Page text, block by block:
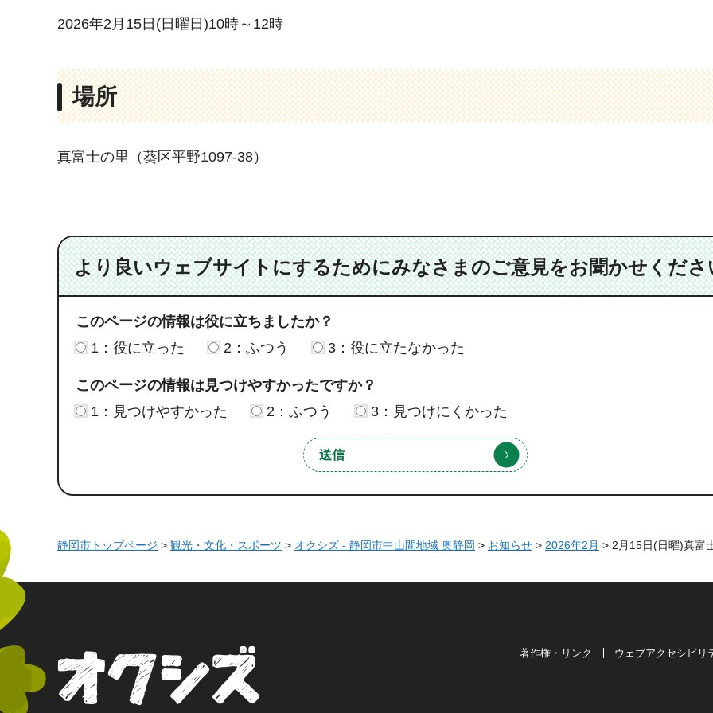
2026年2月15日(日曜日)10時～12時
場所
真富士の里（葵区平野1097-38）
より良いウェブサイトにするためにみなさまのご意見をお聞かせくださ
このページの情報は役に立ちましたか？
1：役に立った
2：ふつう 3：役に立たなかった
このページの情報は見つけやすかったですか？
1：見つけやすかった
2：ふつう 3：見つけにくかった
静岡市トップページ > 観光・文化・スポーツ > オクシズ - 静岡市中山間地域 奥静岡 > お知らせ > 2026年2月 > 2月15日(日曜)真富
著作権・リンク ウェブアクセシビリ